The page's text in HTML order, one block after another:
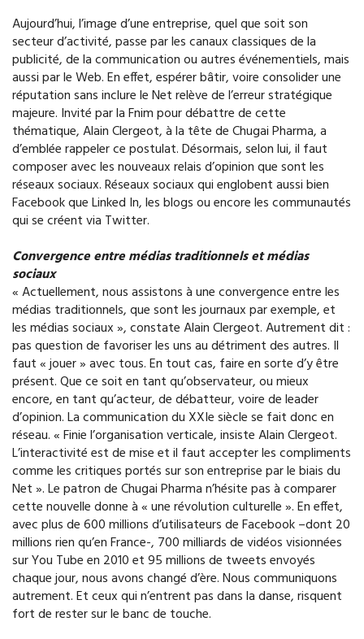
Aujourd’hui, l’image d’une entreprise, quel que soit son
secteur d’activité, passe par les canaux classiques de la
publicité, de la communication ou autres événementiels, mais
aussi par le Web. En effet, espérer bâtir, voire consolider une
réputation sans inclure le Net relève de l’erreur stratégique
majeure. Invité par la Fnim pour débattre de cette
thématique, Alain Clergeot, à la tête de Chugai Pharma, a
d’emblée rappeler ce postulat. Désormais, selon lui, il faut
composer avec les nouveaux relais d’opinion que sont les
réseaux sociaux. Réseaux sociaux qui englobent aussi bien
Facebook que Linked In, les blogs ou encore les communautés
qui se créent via Twitter.
Convergence entre médias traditionnels et médias
sociaux
« Actuellement, nous assistons à une convergence entre les
médias traditionnels, que sont les journaux par exemple, et
les médias sociaux », constate Alain Clergeot. Autrement dit :
pas question de favoriser les uns au détriment des autres. Il
faut « jouer » avec tous. En tout cas, faire en sorte d’y être
présent. Que ce soit en tant qu’observateur, ou mieux
encore, en tant qu’acteur, de débatteur, voire de leader
d’opinion. La communication du XXIe siècle se fait donc en
réseau. « Finie l’organisation verticale, insiste Alain Clergeot.
L’interactivité est de mise et il faut accepter les compliments
comme les critiques portés sur son entreprise par le biais du
Net ». Le patron de Chugai Pharma n’hésite pas à comparer
cette nouvelle donne à « une révolution culturelle ». En effet,
avec plus de 600 millions d’utilisateurs de Facebook –dont 20
millions rien qu’en France-, 700 milliards de vidéos visionnées
sur You Tube en 2010 et 95 millions de tweets envoyés
chaque jour, nous avons changé d’ère. Nous communiquons
autrement. Et ceux qui n’entrent pas dans la danse, risquent
fort de rester sur le banc de touche.